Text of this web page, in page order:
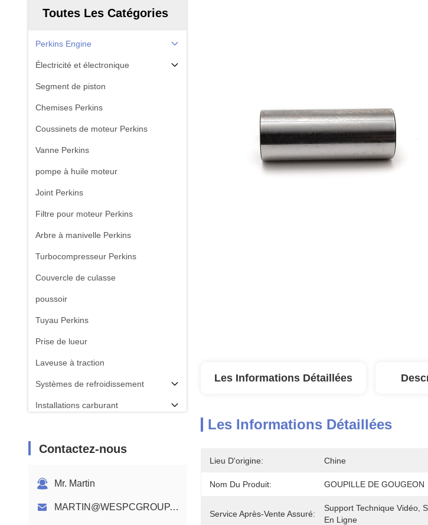
Toutes Les Catégories
Perkins Engine
Électricité et électronique
Segment de piston
Chemises Perkins
Coussinets de moteur Perkins
Vanne Perkins
pompe à huile moteur
Joint Perkins
Filtre pour moteur Perkins
Arbre à manivelle Perkins
Turbocompresseur Perkins
Couvercle de culasse
poussoir
Tuyau Perkins
Prise de lueur
Laveuse à traction
Systèmes de refroidissement
Installations carburant
Arbre à cames du moteur Perkins
Contactez-nous
Mr. Martin
MARTIN@WESPCGROUP.COM
Les Informations Détaillées
Les Informations Détaillées
Lieu D'origine: Chine
Nom Du Produit: GOUPILLE DE GOUGEON
Service Après-Vente Assuré:
Support Technique Vidéo,
En Ligne